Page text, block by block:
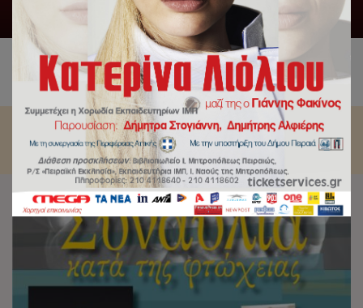
Αρχική Δελτία Τύπου
Αυτή την Τρίτη 4 Δεκεμβρίου η
ΣΥΝΑΥΛΙΑ ΚΑΤΑ ΤΗΣ ΦΤΩΧΕΙΑΣ από την Ιερά Μητρόπολη
Πειραιώς. 19:00, Δημοτικό Θέατρο Πειραιά.